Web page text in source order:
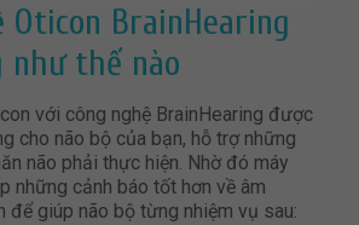
Oticon BrainHearing
như thế nào
với công nghệ BrainHearing được
cho não bộ của bạn, hỗ trợ những
não phải thực hiện. Nhờ đó máy
những cảnh báo tốt hơn về âm
để giúp não bộ từng nhiệm vụ sau: